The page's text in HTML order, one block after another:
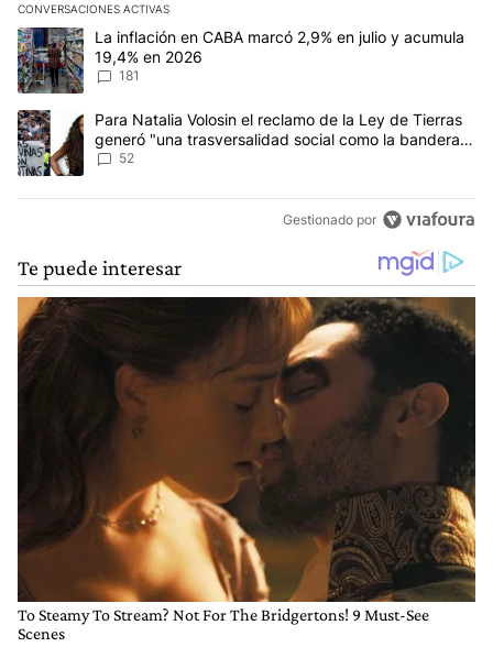
CONVERSACIONES ACTIVAS
Este listado muestra los artículos con más comentarios en los
Un artículo de tendencia con el título "La inflación en CABA
La inflación en CABA marcó 2,9% en julio y acumula
19,4% en 2026
181
Un artículo de tendencia con el título "Para Natalia Volosin el
Para Natalia Volosin el reclamo de la Ley de Tierras
generó "una trasversalidad social como la bandera
de Malvinas"
52
Gestionado por